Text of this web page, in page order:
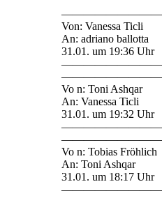
Von: Vanessa Ticli
An: adriano ballotta
31.01. um 19:36 Uhr
Vo n: Toni Ashqar
An: Vanessa Ticli
31.01. um 19:32 Uhr
Vo n: Tobias Fröhlich
An: Toni Ashqar
31.01. um 18:17 Uhr